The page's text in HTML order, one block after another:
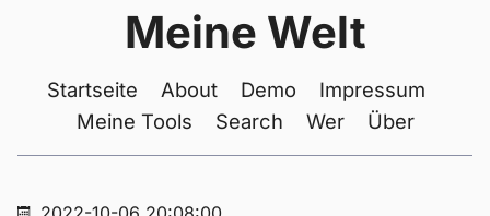
Meine Welt
Startseite About Demo
Impressum
Meine Tools
Search Wer Über